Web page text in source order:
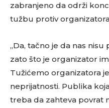
zabranjeno da održi
tužbu protiv
„Da, tačno je da nas
zato što je organizator
Tužićemo organizatora
neprijatnosti. Publika
treba da zahteva povrat